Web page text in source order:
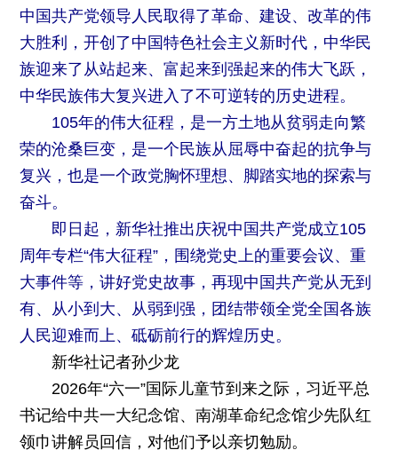
中国共产党领导人民取得了革命、建设、改革的伟
大胜利，开创了中国特色社会主义新时代，中华民
族迎来了从站起来、富起来到强起来的伟大飞跃，
中华民族伟大复兴进入了不可逆转的历史进程。
105年的伟大征程，是一方土地从贫弱走向繁
荣的沧桑巨变，是一个民族从屈辱中奋起的抗争与
复兴，也是一个政党胸怀理想、脚踏实地的探索与
奋斗。
即日起，新华社推出庆祝中国共产党成立105
周年专栏“伟大征程”，围绕党史上的重要会议、重
大事件等，讲好党史故事，再现中国共产党从无到
有、从小到大、从弱到强，团结带领全党全国各族
人民迎难而上、砥砺前行的辉煌历史。
新华社记者孙少龙
2026年“六一”国际儿童节到来之际，习近平总
书记给中共一大纪念馆、南湖革命纪念馆少先队红
领巾讲解员回信，对他们予以亲切勉励。